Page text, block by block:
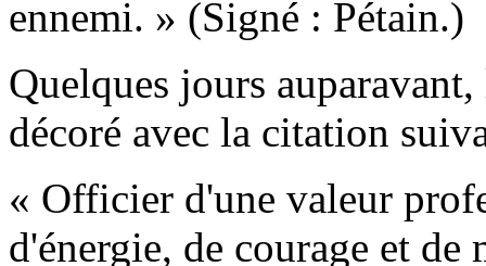
ennemi. » (Signé : Pétain.)
Quelques jours
décoré avec la citation
« Officier d'une valeur
d'énergie, de courage et